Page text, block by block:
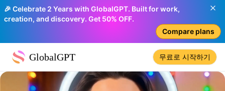
🎉 Celebrate 2 Years with GlobalGPT. Built for work,
creation, and discovery. Get 50% OFF.
Compare plans
GlobalGPT 무료로 시작하기